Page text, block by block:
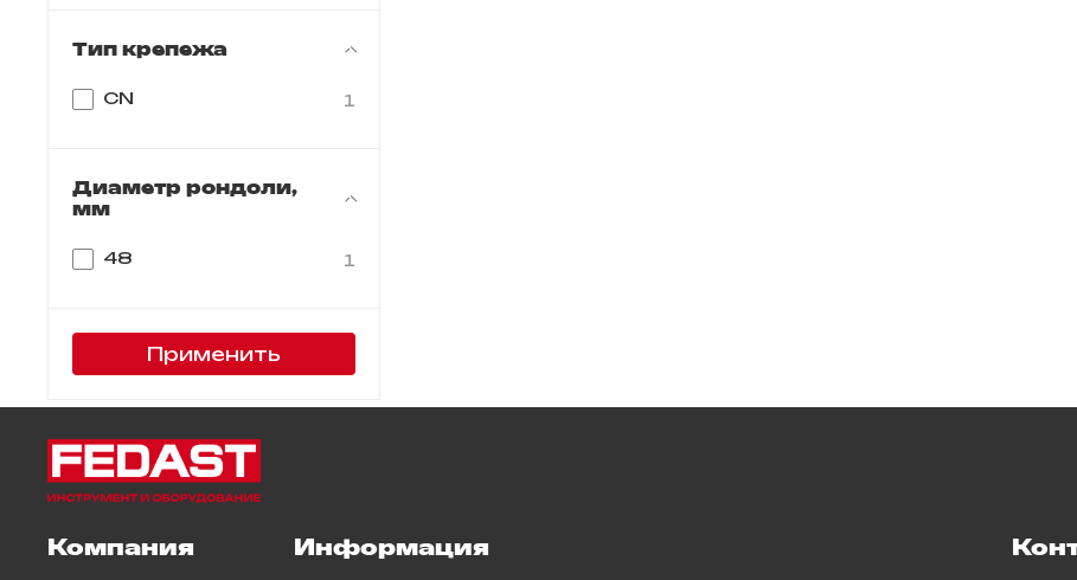
Тип крепежа
CN 1
Диаметр рондоли,
мм
48 1
Применить
Компания Информация